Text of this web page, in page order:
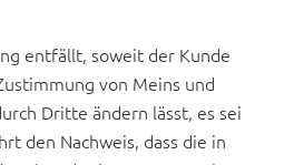
entfällt, soweit der Kunde
von Meins und
Dritte ändern lässt, es sei
den Nachweis, dass die in